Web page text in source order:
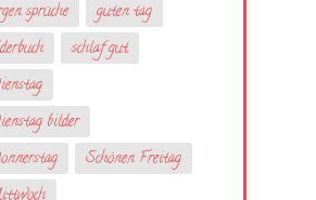
sprüche
guten tag
schlaf gut
bilder
Schönen Freitag